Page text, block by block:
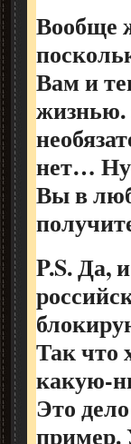
Вообще
Вам и
жизнью.
нет…
Вы в
P.S. Да,
Так что
какую-
Это
пример.